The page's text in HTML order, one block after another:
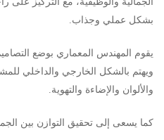
بشكل عملي وجذاب.
يقوم المهندس المعماري بوضع
ويهتم بالشكل الخارجي والداخلي
والألوان والإضاءة والتهوية.
كما يسعى إلى تحقيق التوازن بين